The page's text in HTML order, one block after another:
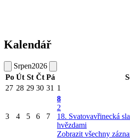
Kalendář
Srpen2026
Po Út St Čt Pá
27 28 29 30 31 1
3 4 5 6 7
8
2
18. Svatovavřinecká
hvězdami
Zobrazit všechny